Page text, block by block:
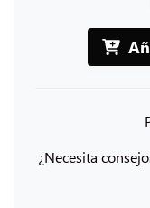
¿Necesita